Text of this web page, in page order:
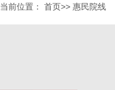
当前位置： 首页>> 惠民院线